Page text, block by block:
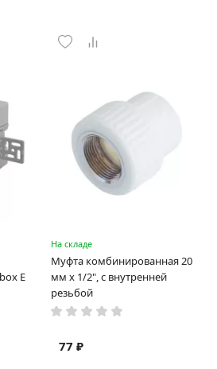
E
На складе
Муфта комбинированная 20
мм х 1/2", с внутренней
резьбой
77 ₽